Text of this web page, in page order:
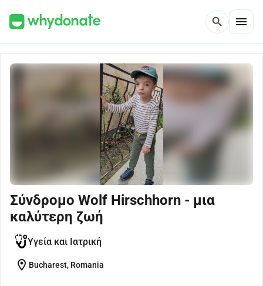
search menu
Σύνδρομο Wolf Hirschhorn - μια
καλύτερη ζωή
Υγεία και Ιατρική
location_on Bucharest, Romania